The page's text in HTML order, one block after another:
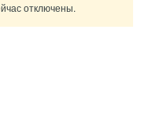
отключены.